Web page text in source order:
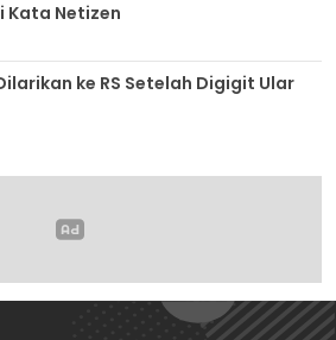
Kata Netizen
ke RS Setelah Digigit Ular